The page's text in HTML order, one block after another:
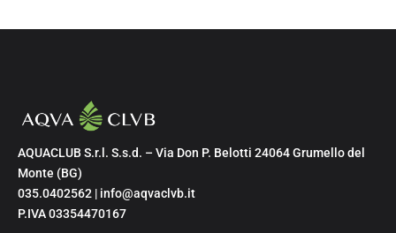
AQUACLUB S.r.l. S.s.d. – Via Don P. Belotti 24064 Grumello del
Monte (BG)
035.0402562 | info@aqvaclvb.it
P.IVA 03354470167